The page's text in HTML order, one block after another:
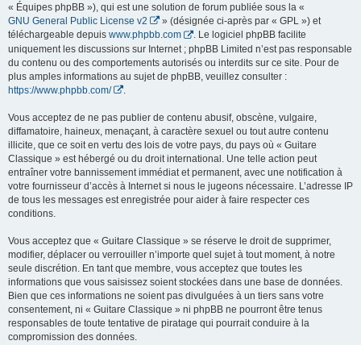
« Équipes phpBB »), qui est une solution de forum publiée sous la «
GNU General Public License v2
» (désignée ci-après par « GPL ») et
téléchargeable depuis www.phpbb.com
. Le logiciel phpBB facilite
uniquement les discussions sur Internet ; phpBB Limited n’est pas responsable
du contenu ou des comportements autorisés ou interdits sur ce site. Pour de
plus amples informations au sujet de phpBB, veuillez consulter :
https://www.phpbb.com/
Vous acceptez de ne pas publier de contenu abusif, obscène, vulgaire,
diffamatoire, haineux, menaçant, à caractère sexuel ou tout autre contenu
illicite, que ce soit en vertu des lois de votre pays, du pays où « Guitare
Classique » est hébergé ou du droit international. Une telle action peut
entraîner votre bannissement immédiat et permanent, avec une notification à
votre fournisseur d’accès à Internet si nous le jugeons nécessaire. L’adresse IP
de tous les messages est enregistrée pour aider à faire respecter ces
conditions.
Vous acceptez que « Guitare Classique » se réserve le droit de supprimer,
modifier, déplacer ou verrouiller n’importe quel sujet à tout moment, à notre
seule discrétion. En tant que membre, vous acceptez que toutes les
informations que vous saisissez soient stockées dans une base de données.
Bien que ces informations ne soient pas divulguées à un tiers sans votre
consentement, ni « Guitare Classique » ni phpBB ne pourront être tenus
responsables de toute tentative de piratage qui pourrait conduire à la
compromission des données.